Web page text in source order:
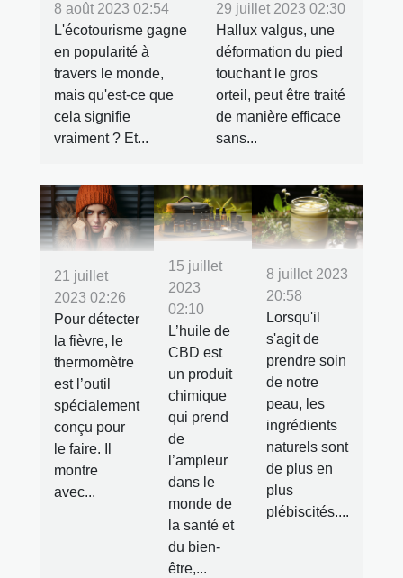
8 août 2023 02:54
L'écotourisme gagne
en popularité à
travers le monde,
mais qu'est-ce que
cela signifie
vraiment ? Et...
29 juillet 2023 02:30
Hallux valgus, une
déformation du pied
touchant le gros
orteil, peut être traité
de manière efficace
sans...
21 juillet
2023 02:26
Pour détecter
la fièvre, le
thermomètre
est l’outil
spécialement
conçu pour
le faire. Il
montre
avec...
15 juillet
2023
02:10
L’huile de
CBD est
un produit
chimique
qui prend
de
l’ampleur
dans le
monde de
la santé et
du bien-
être,...
8 juillet 2023
20:58
Lorsqu'il
s'agit de
prendre soin
de notre
peau, les
ingrédients
naturels sont
de plus en
plus
plébiscités....